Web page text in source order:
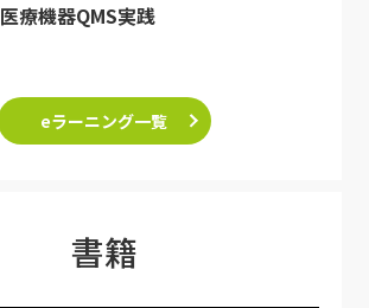
医療機器QMS実践
eラーニング一覧
書籍